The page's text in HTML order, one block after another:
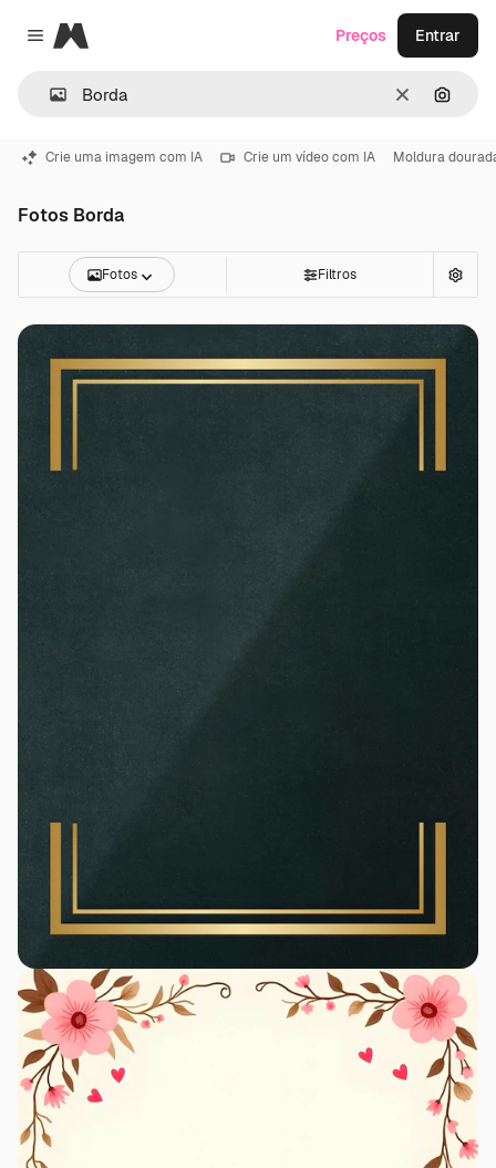
Close menu
Magnific
Limpar
Preços Entrar
Crie uma imagem com IA Crie um vídeo com IA Moldura
Fotos Borda
Fotos Filtros